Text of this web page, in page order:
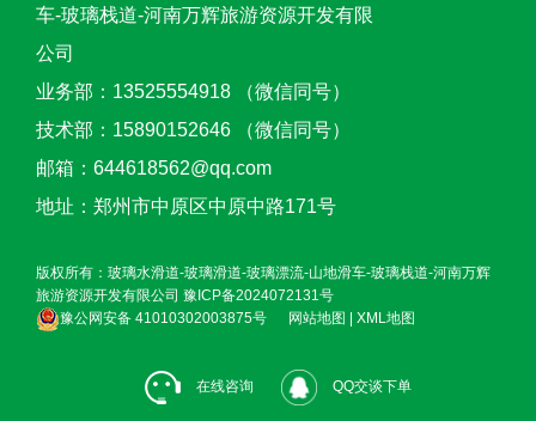
车-玻璃栈道-河南万辉旅游资源开发有限
公司
业务部：13525554918 （微信同号）
技术部：15890152646 （微信同号）
邮箱：644618562@qq.com
地址：郑州市中原区中原中路171号
版权所有：玻璃水滑道-玻璃滑道-玻璃漂流-山地滑车-玻璃栈道-河南万辉
旅游资源开发有限公司 豫ICP备2024072131号
豫公网安备 41010302003875号
网站地图 | XML地图
在线咨询 QQ交谈下单